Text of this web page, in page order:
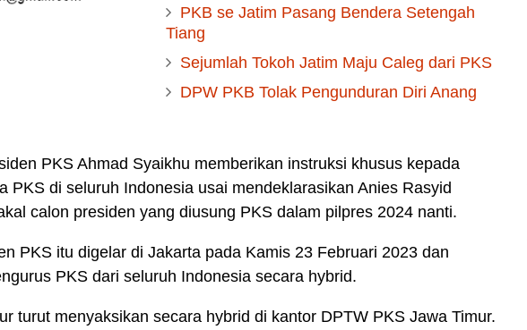
PKB se Jatim Pasang Bendera Setengah
Tiang
Sejumlah Tokoh Jatim Maju Caleg dari PKS
DPW PKB Tolak Pengunduran Diri Anang
PKS Ahmad Syaikhu memberikan instruksi khusus kepada
PKS di seluruh Indonesia usai mendeklarasikan Anies Rasyid
calon presiden yang diusung PKS dalam pilpres 2024 nanti.
PKS itu digelar di Jakarta pada Kamis 23 Februari 2023 dan
PKS dari seluruh Indonesia secara hybrid.
turut menyaksikan secara hybrid di kantor DPTW PKS Jawa Timur.